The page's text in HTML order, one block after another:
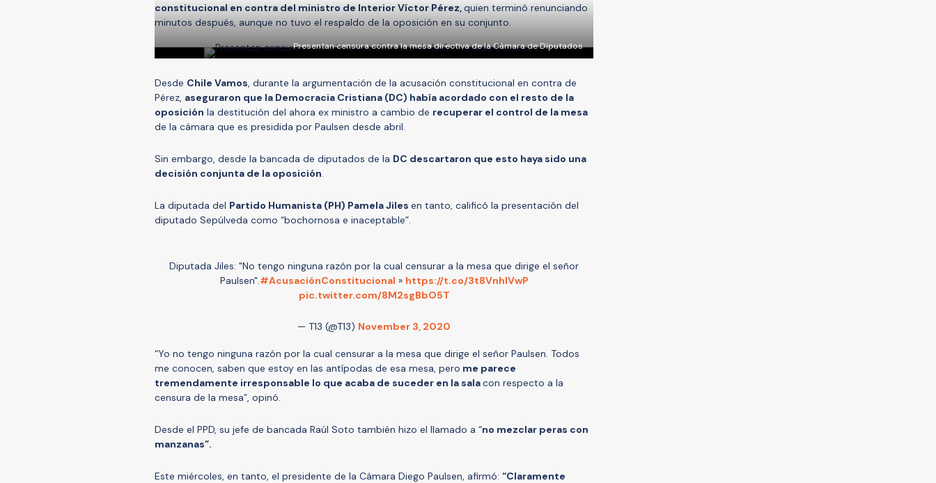
constitucional en contra del ministro de Interior Víctor Pérez,quien terminó renunciando
minutos después, aunque no tuvo el respaldo de la oposición en su conjunto.
Presentan censura contra la mesa directiva de la Cámara de Diputados
Desde Chile Vamos, durante la argumentación de la acusación constitucional en contra de
Pérez, aseguraron que la Democracia Cristiana (DC) había acordado con el resto de la
oposición la destitución del ahora ex ministro a cambio de recuperar el control de la mesa
de la cámara que es presidida por Paulsen desde abril.
Sin embargo, desde la bancada de diputados de la DC descartaron que esto haya sido una
decisión conjunta de la oposición.
La diputada del Partido Humanista (PH) Pamela Jiles en tanto, calificó la presentación del
diputado Sepúlveda como “bochornosa e inaceptable”.
Diputada Jiles: "No tengo ninguna razón por la cual censurar a la mesa que dirige el señor
Paulsen".#AcusaciónConstitucional » https://t.co/3t8VnhIVwP
pic.twitter.com/8M2sgBbO5T
— T13 (@T13) November 3, 2020
“Yo no tengo ninguna razón por la cual censurar a la mesa que dirige el señor Paulsen. Todos
me conocen, saben que estoy en las antípodas de esa mesa, pero me parece
tremendamente irresponsable lo que acaba de suceder en la salacon respecto a la
censura de la mesa”, opinó.
Desde el PPD, su jefe de bancada Raúl Soto también hizo el llamado a “no mezclar peras con
manzanas”.
Este miércoles, en tanto, el presidente de la Cámara Diego Paulsen, afirmó: “Claramente